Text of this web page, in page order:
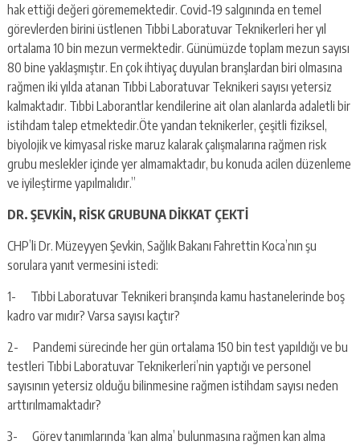
hak ettiği değeri görememektedir. Covid-19 salgınında en temel
görevlerden birini üstlenen Tıbbi Laboratuvar Teknikerleri her yıl
ortalama 10 bin mezun vermektedir. Günümüzde toplam mezun sayısı
80 bine yaklaşmıştır. En çok ihtiyaç duyulan branşlardan biri olmasına
rağmen iki yılda atanan Tıbbi Laboratuvar Teknikeri sayısı yetersiz
kalmaktadır. Tıbbi Laborantlar kendilerine ait olan alanlarda adaletli bir
istihdam talep etmektedir.Öte yandan teknikerler, çeşitli fiziksel,
biyolojik ve kimyasal riske maruz kalarak çalışmalarına rağmen risk
grubu meslekler içinde yer almamaktadır, bu konuda acilen düzenleme
ve iyileştirme yapılmalıdır.”
DR. ŞEVKİN, RİSK GRUBUNA DİKKAT ÇEKTİ
CHP’li Dr. Müzeyyen Şevkin, Sağlık Bakanı Fahrettin Koca’nın şu
sorulara yanıt vermesini istedi:
1- Tıbbi Laboratuvar Teknikeri branşında kamu hastanelerinde boş
kadro var mıdır? Varsa sayısı kaçtır?
2- Pandemi sürecinde her gün ortalama 150 bin test yapıldığı ve bu
testleri Tıbbi Laboratuvar Teknikerleri’nin yaptığı ve personel
sayısının yetersiz olduğu bilinmesine rağmen istihdam sayısı neden
arttırılmamaktadır?
3- Görev tanımlarında ‘kan alma’ bulunmasına rağmen kan alma